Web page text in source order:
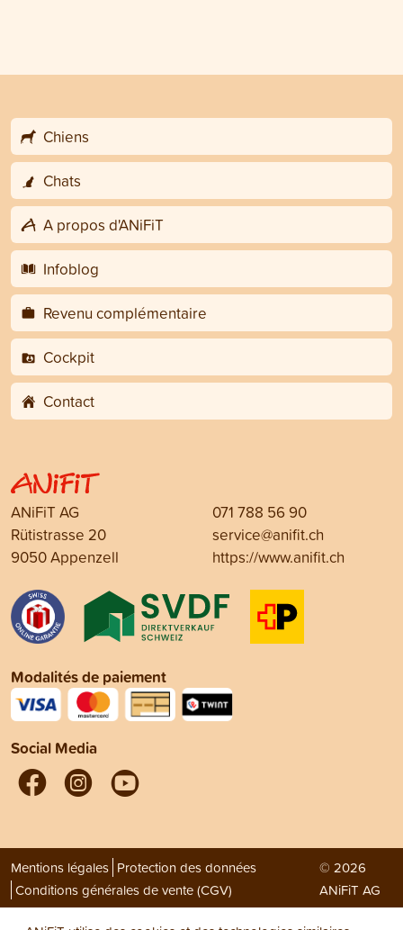
Chiens
Chats
A propos d'ANiFiT
Infoblog
Revenu complémentaire
Cockpit
Contact
ANiFiT AG
Rütistrasse 20
9050 Appenzell
071 788 56 90
service@anifit.ch
https://www.anifit.ch
Modalités de paiement
Social Media
Mentions légales Protection des données
Conditions générales de vente (CGV)
© 2026
ANiFiT AG